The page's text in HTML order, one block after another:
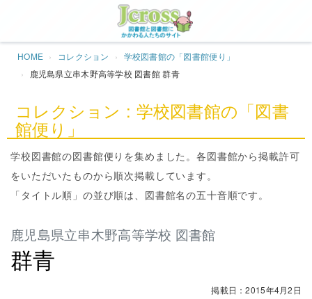
HOME コレクション
学校図書館の「図書館便り」
鹿児島県立串木野高等学校 図書館 群青
コレクション : 学校図書館の「図書
館便り」
学校図書館の図書館便りを集めました。各図書館から掲載許可
をいただいたものから順次掲載しています。
「タイトル順」の並び順は、図書館名の五十音順です。
鹿児島県立串木野高等学校 図書館
群青
掲載日：2015年4月2日